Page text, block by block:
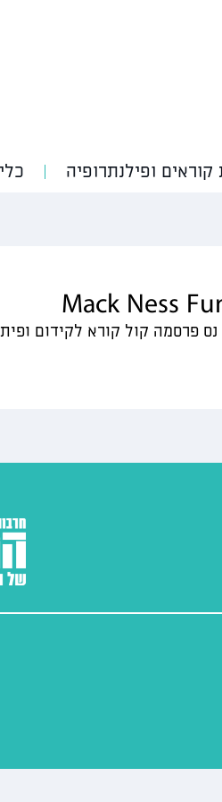
קוראים ופילנתרופיה
Mack Ness
נס פרסמה קול קורא לקידום